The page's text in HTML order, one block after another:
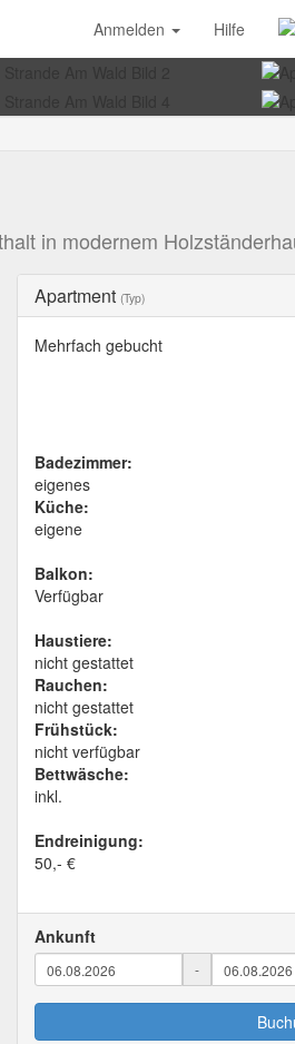
Anmelden Hilfe
in modernem
Apartment (Typ)
Mehrfach gebucht
Badezimmer:
eigenes
Küche:
eigene
Balkon:
Verfügbar
Haustiere:
nicht gestattet
Rauchen:
nicht gestattet
Frühstück:
nicht verfügbar
Bettwäsche:
inkl.
Endreinigung:
50,- €
Ankunft
-